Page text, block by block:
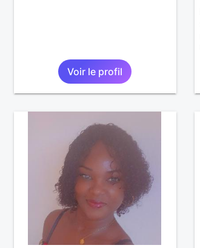
Voir le profil